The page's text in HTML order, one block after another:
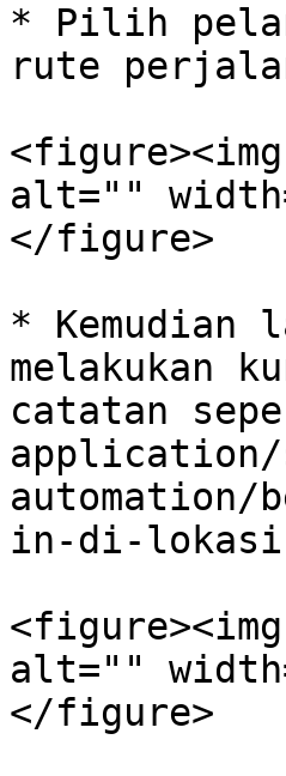
* Pilih
rute
alt=""
</figure>
* Kemudian
melakukan
catatan
automation/
in-di-lokasi-
alt=""
</figure>